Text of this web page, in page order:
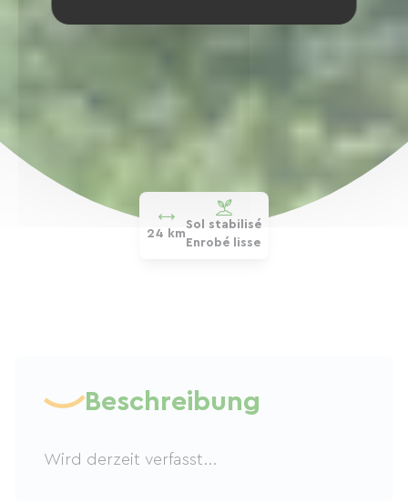
24 km
Sol stabilisé
Enrobé lisse
Beschreibung
Wird derzeit verfasst...